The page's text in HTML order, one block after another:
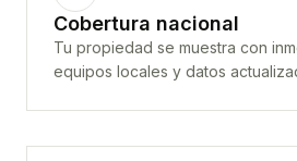
Cobertura nacional
Tu propiedad se muestra con
equipos locales y datos